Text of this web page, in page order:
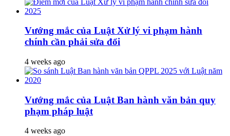
Vướng mắc của Luật Xử lý vi phạm hành
chính cần phải sửa đổi
4 weeks ago
Vướng mắc của Luật Ban hành văn bản quy
phạm pháp luật
4 weeks ago